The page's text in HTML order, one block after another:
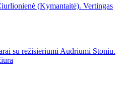
(Kymantaitė). Vertingas
su režisieriumi Audriumi Stoniu.